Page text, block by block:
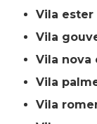
vila ester
vila
vila
vila
vila